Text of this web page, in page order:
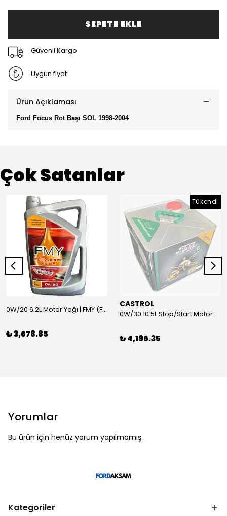
SEPETE EKLE
Güvenli Kargo
Uygun fiyat
Ürün Açıklaması
Ford Focus Rot Başı SOL 1998-2004
Çok Satanlar
0W/20 6.2L Motor Yağı | FMY (Ford Motor Yağları)
₺ 3,678.85
Tükendi
CASTROL
0W/30 10.5L Stop/Start Motor Yağı | CASTROL
₺ 4,196.35
Yorumlar
Bu ürün için henüz yorum yapılmamış.
Kategoriler